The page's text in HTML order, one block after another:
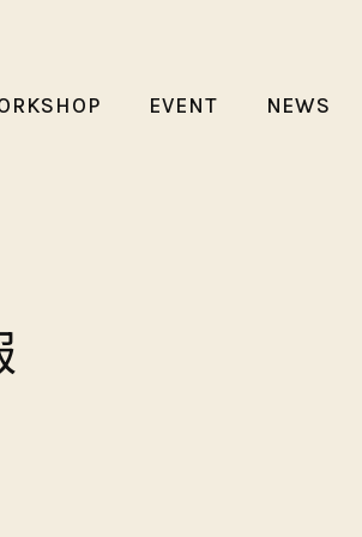
EVENT NEWS